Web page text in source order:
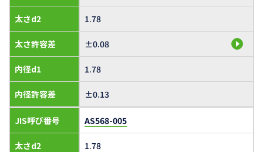
太さd2
太さ許容差
内径d1
内径許容差
1.78
±0.08
1.78
±0.13
JIS呼び番号
太さd2
AS568-005
1.78